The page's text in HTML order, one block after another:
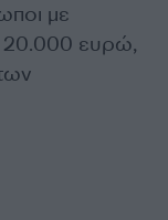
με
20.000 ευρώ,